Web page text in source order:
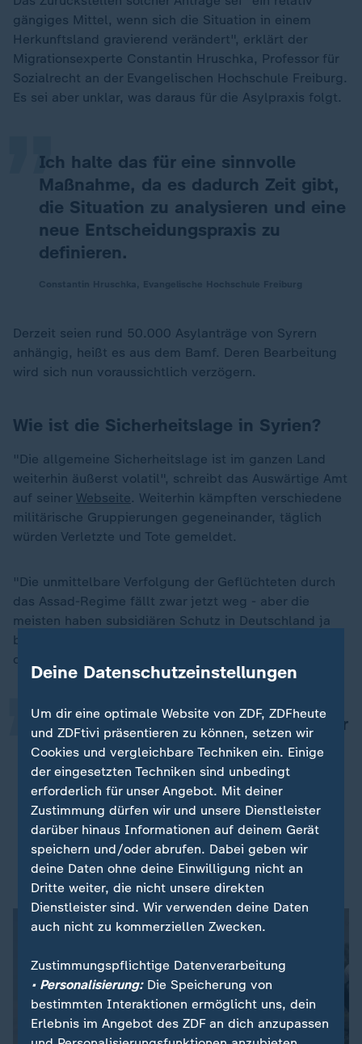
gängiges Mittel, wenn sich die Situation in einem
Herkunftsland gravierend verändert", erklärt der
Migrationsexperte Constantin Hruschka, Professor für
Sozialrecht an der Evangelischen Hochschule Freiburg.
Es sei aber unklar, was daraus für die Asylpraxis folgt.
Ich halte das für eine sinnvolle
Maßnahme, da es dadurch Zeit gibt,
die Situation zu analysieren und eine
neue Entscheidungspraxis zu
definieren.
„
Derzeit seien rund 50.000 Asylanträge von Syrern
anhängig, heißt es aus dem Bamf. Deren Bearbeitung
wird sich nun voraussichtlich verzögern.
Wie ist die Sicherheitslage in Syrien?
"Die allgemeine Sicherheitslage ist im ganzen Land
weiterhin äußerst volatil", schreibt das Auswärtige Amt
auf seiner Webseite. Weiterhin kämpften verschiedene
militärische Gruppierungen gegeneinander, täglich
würden Verletzte und Tote gemeldet.
"Die unmittelbare Verfolgung der Geflüchteten durch
das Assad-Regime fällt zwar jetzt weg - aber die
meisten haben subsidiären Schutz in Deutschland ja
bekommen, weil eine Rückkehr nicht sicher und
deshalb nicht zumutbar ist", so Hruschka.
An der unsicheren Lage in Syrien war
ja nicht nur das Assad-Regime
schuld. Diesen Schutz kann man nur
beenden, wenn die Lage in Syrien
dauerhaft sicher wäre. Und das ist
im Moment nicht absehbar.
„
Constantin Hruschka, Evangelische Hochschule Freiburg
Deine Datenschutzeinstellungen
Um dir eine optimale Website von ZDF, ZDFheute
und ZDFtivi präsentieren zu können, setzen wir
Cookies und vergleichbare Techniken ein. Einige
der eingesetzten Techniken sind unbedingt
erforderlich für unser Angebot. Mit deiner
Zustimmung dürfen wir und unsere Dienstleister
darüber hinaus Informationen auf deinem Gerät
speichern und/oder abrufen. Dabei geben wir
deine Daten ohne deine Einwilligung nicht an
Dritte weiter, die nicht unsere direkten
Dienstleister sind. Wir verwenden deine Daten
auch nicht zu kommerziellen Zwecken.
Zustimmungspflichtige Datenverarbeitung
• Personalisierung:Die Speicherung von
bestimmten Interaktionen ermöglicht uns, dein
Erlebnis im Angebot des ZDF an dich anzupassen